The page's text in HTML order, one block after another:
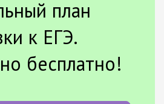
план
к ЕГЭ.
бесплатно!